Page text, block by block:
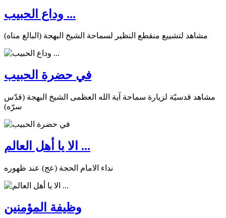
وداع الحبيب ...
مشاهد لتشييع منقطع النظير لسماحة الشيخ البهجة (البالغ مناه)
في حضرة الحبيب
مشاهد قدسيّة لزيارة سماحة آية الله العظمى الشيخ البهجة (قدّس
سرّه)
الا يا أهل العالم ...
نداء الامام الحجة (عج) عند ظهوره
وظيفة المؤمنين